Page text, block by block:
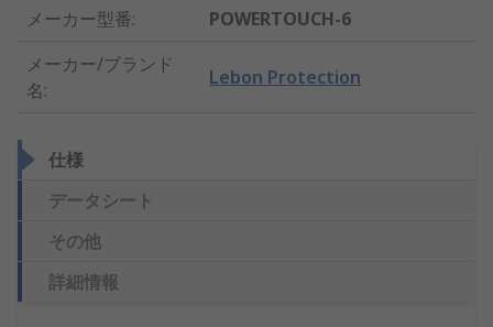
メーカー型番:
POWERTOUCH-6
メーカー/ブランド
名:
Lebon Protection
仕様
データシート
その他
詳細情報